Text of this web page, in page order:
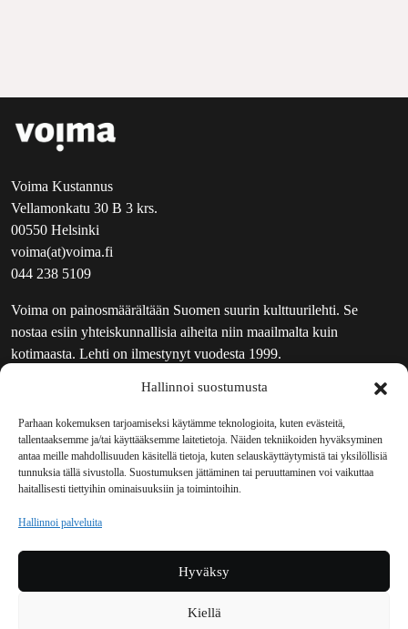
Hallinnoi suostumusta
Parhaan kokemuksen tarjoamiseksi käytämme teknologioita, kuten evästeitä,
tallentaaksemme ja/tai käyttääksemme laitetietoja. Näiden tekniikoiden hyväksyminen
antaa meille mahdollisuuden käsitellä tietoja, kuten selauskäyttäytymistä tai yksilöllisiä
tunnuksia tällä sivustolla. Suostumuksen jättäminen tai peruuttaminen voi vaikuttaa
haitallisesti tiettyihin ominaisuuksiin ja toimintoihin.
Hallinnoi palveluita
Hyväksy
Kiellä
Voima Kustannus
Vellamonkatu 30 B 3 krs.
00550 Helsinki
voima(at)voima.fi
044 238 5109
Voima on painosmäärältään Suomen suurin kulttuurilehti. Se
nostaa esiin yhteiskunnallisia aiheita niin maailmalta kuin
kotimaasta. Lehti on ilmestynyt vuodesta 1999.
UUTISKIRJE
MAINOSTAJILLE
VASTAMAINOKSET
JAKELUPAIKAT
REKISTERISELOSTE
TILAUKSEN PERUUTUSPYYNTÖ
TILAUSOHJEET JA -EHDOT